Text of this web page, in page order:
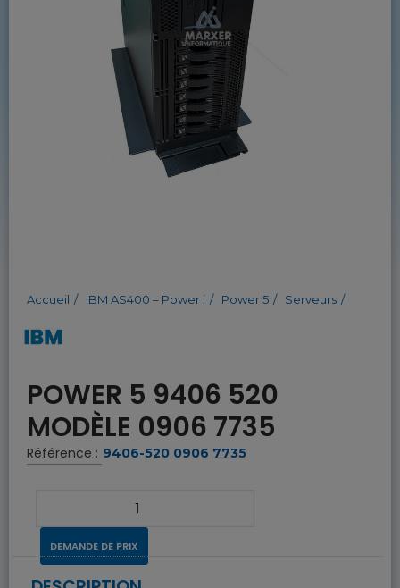
Accueil IBM AS400 – Power i Power 5 Serveurs
POWER 5 9406 520
MODÈLE 0906 7735
Référence : 9406-520 0906 7735
DEMANDE DE PRIX